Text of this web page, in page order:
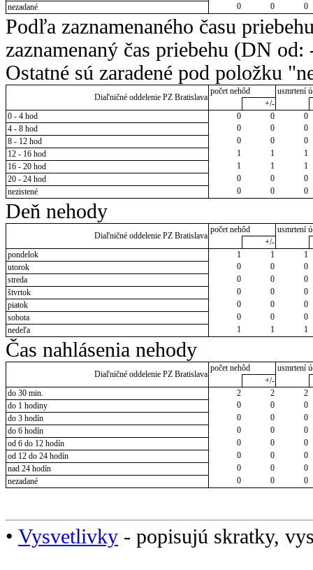
nezadané
0 0 0
Podľa zaznamenaného času
zaznamenaný čas priebehu (DN
Ostatné sú zaradené pod položku
Diaľničné oddelenie PZ Bratislava
počet nehôd
usmrtení
+/-
0 - 4 hod
0 0
0
4 - 8 hod
0 0
0
8 - 12 hod
0 0
0
12 - 16 hod
1 1
1
16 - 20 hod
1 1
1
20 - 24 hod
0 0
0
nezistené
0 0 0
Deň nehody
Diaľničné oddelenie PZ Bratislava
počet nehôd
usmrtení
+/-
pondelok
1 1
1
utorok
0 0
0
streda
0 0
0
štvrtok
0 0
0
piatok
0 0
0
sobota
0 0
0
nedeľa
1 1 1
Čas nahlásenia nehody
Diaľničné oddelenie PZ Bratislava
počet nehôd
usmrtení
+/-
do 30 min.
2 2
2
do 1 hodiny
0 0
0
do 3 hodín
0 0
0
do 6 hodín
0 0
0
od 6 do 12 hodín
0 0
0
od 12 do 24 hodín
0 0
0
nad 24 hodín
0 0
0
nezadané
0 0 0
• Vysvetlivky - popisujú skratky,